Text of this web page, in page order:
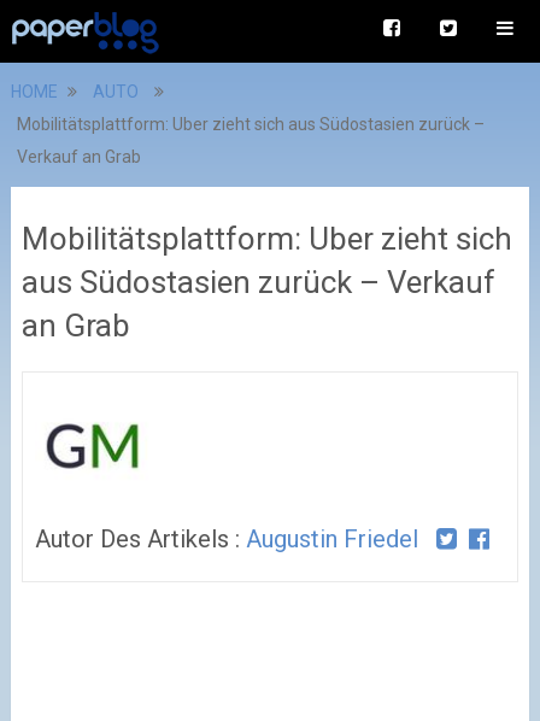
HOME
AUTO
Mobilitätsplattform: Uber zieht sich aus Südostasien zurück –
Verkauf an Grab
Mobilitätsplattform: Uber zieht sich
aus Südostasien zurück – Verkauf
an Grab
Autor Des Artikels : Augustin Friedel